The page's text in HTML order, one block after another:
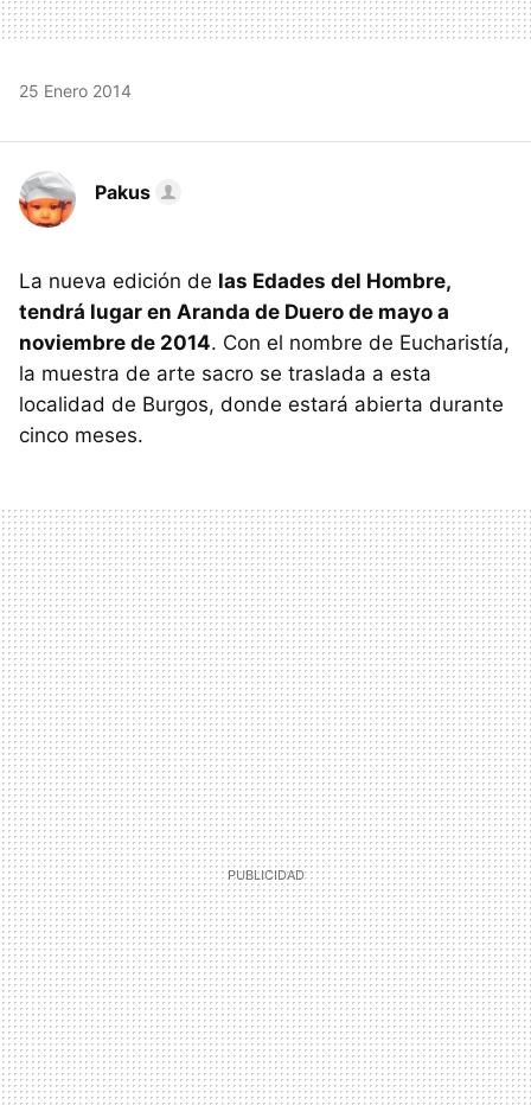
25 Enero 2014
Pakus
La nueva edición de las Edades del Hombre,
tendrá lugar en Aranda de Duero de mayo a
noviembre de 2014. Con el nombre de Eucharistía,
la muestra de arte sacro se traslada a esta
localidad de Burgos, donde estará abierta durante
cinco meses.